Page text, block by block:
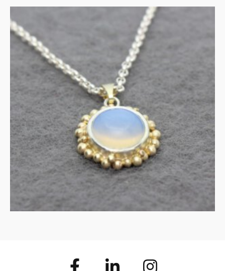
Opalite hanger in zilver en
goud
€250.00
IN WINKELMAND